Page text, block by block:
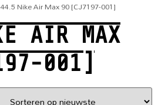
Nike Air Max 90 [CJ7197-001]
AIR MAX
001]